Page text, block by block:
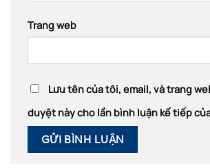
Trang web
Lưu tên của tôi, email, và trang
duyệt này cho lần bình luận kế tiếp